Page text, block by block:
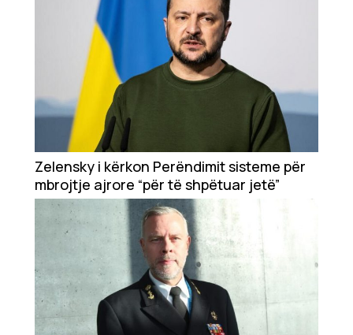
Zelensky i kërkon Perëndimit sisteme për
mbrojtje ajrore “për të shpëtuar jetë”